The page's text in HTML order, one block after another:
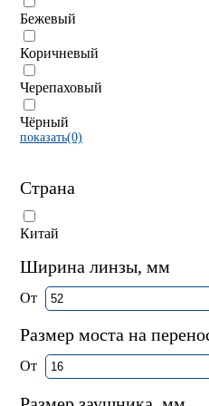
Бежевый
Коричневый
Черепаховый
Чёрный
показать(0)
Страна
Китай
Ширина линзы, мм
От
Размер моста на
От